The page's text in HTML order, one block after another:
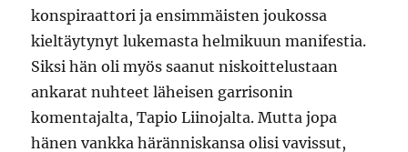
konspiraattori ja ensimmäisten joukossa
kieltäytynyt lukemasta helmikuun manifestia.
Siksi hän oli myös saanut niskoittelustaan
ankarat nuhteet läheisen garrisonin
komentajalta, Tapio Liinojalta. Mutta jopa
hänen vankka häränniskansa olisi vavissut,